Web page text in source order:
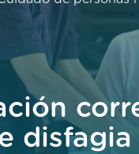
disfagia